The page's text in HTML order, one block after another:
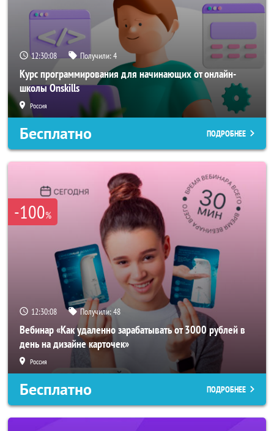
12:30:05 Получили:4
Курс программирования для начинающих от онлайн-
школы Onskills
Россия
Бесплатно ПОДРОБНЕЕ
-100%
12:30:05 Получили:48
Вебинар «Как удаленно зарабатывать от 3000 рублей в
день на дизайне карточек»
Россия
Бесплатно ПОДРОБНЕЕ